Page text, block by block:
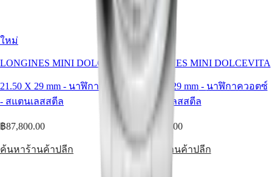
บริการ
รับ
ประกัน
ค้นหา
บริการ
ใหม่
LONGINES MINI DOLCEVITA
21.50 X 29 mm - นาฬิกาควอตซ์
- สแตนเลสสตีล
฿87,800.00
ค้นหาร้านค้าปลีก
LONGINES MINI DOLCEVITA
21.50 X 29 mm- นาฬิกาควอตซ์
สแตนเลสสตีล
฿78,000.00
ค้นหาร้านค้าปลีก